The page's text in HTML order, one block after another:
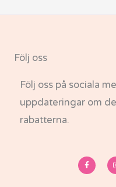
Följ oss
Följ oss på sociala
uppdateringar om
rabatterna.
a
c
e